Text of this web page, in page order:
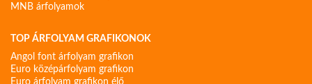
MNB árfolyamok
TOP ÁRFOLYAM GRAFIKONOK
Angol font árfolyam grafikon
Euro középárfolyam grafikon
Euro árfolyam grafikon élő